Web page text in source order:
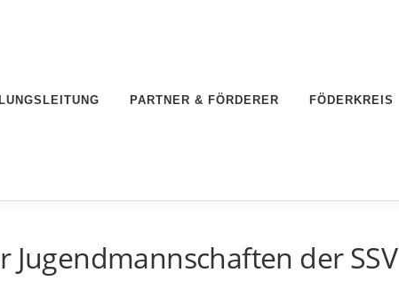
PARTNER & FÖRDERER FÖDERKREIS
Jugendmannschaften der SSV